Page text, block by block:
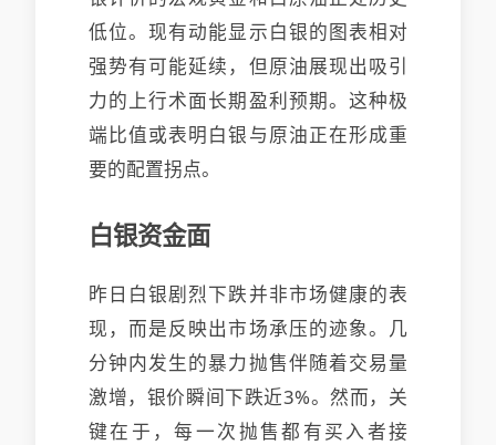
低位。现有动能显示白银的图表相对
强势有可能延续，但原油展现出吸引
力的上行术面长期盈利预期。这种极
端比值或表明白银与原油正在形成重
要的配置拐点。
白银资金面
昨日白银剧烈下跌并非市场健康的表
现，而是反映出市场承压的迹象。几
分钟内发生的暴力抛售伴随着交易量
激增，银价瞬间下跌近3%。然而，关
键在于，每一次抛售都有买入者接